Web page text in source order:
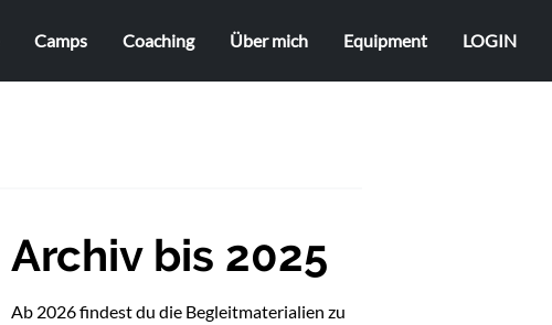
Camps Coaching Über mich Equipment LOGIN
Archiv bis 2025
Ab 2026 findest du die Begleitmaterialien zu